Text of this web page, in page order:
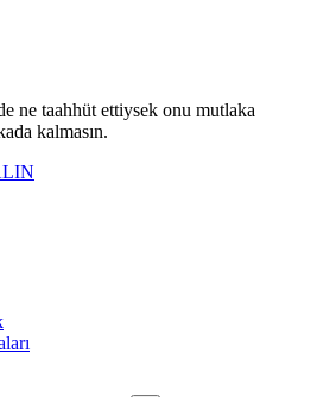
ne taahhüt ettiysek onu mutlaka
kalmasın.